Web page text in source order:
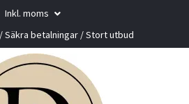
Inkl. moms
Säkra betalningar / Stort utbud